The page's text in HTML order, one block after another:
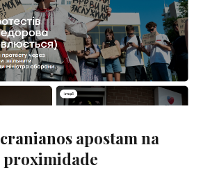
apostam na
proximidade